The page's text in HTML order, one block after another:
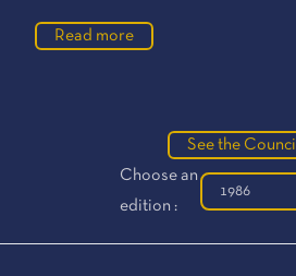
Read more
See the Council
Choose an
edition :